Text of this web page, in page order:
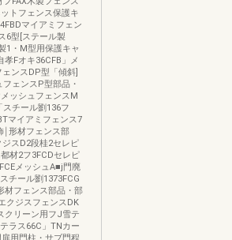
トフェンス保護キ
マイアミフェン
6型[ステール製
1・M型用保護キャ
孝Fオキ36CFB」メ
ンスDP型「傾斜]
ェンスP型部品・
ッシュフェンスM
チール劉136フ
マイアミフェンス7
￨形材フェンス部
スD2段桂2セレピ
材2フ3FCDセレピ
メッシュA■j門廃
チール劉1373FCG
材フェンス部品・部
クジスフェンスDK
クリーン用フJ雪テ
ラス66C」TNカー